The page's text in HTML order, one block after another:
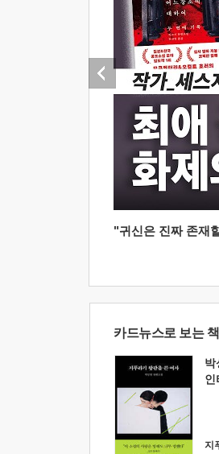
"귀신은 진짜 존재
카드뉴스로 보는 책
박
인
지